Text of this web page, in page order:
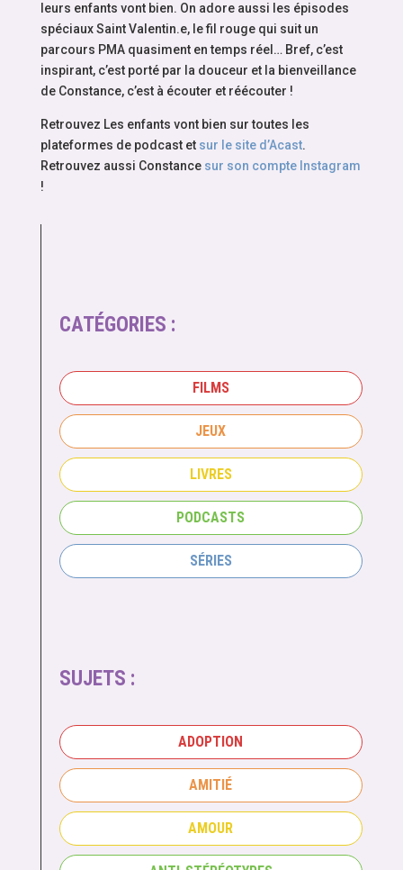
leurs enfants vont bien. On adore aussi les épisodes
spéciaux Saint Valentin.e, le fil rouge qui suit un
parcours PMA quasiment en temps réel… Bref, c’est
inspirant, c’est porté par la douceur et la bienveillance
de Constance, c’est à écouter et réécouter !
Retrouvez Les enfants vont bien sur toutes les
plateformes de podcast et sur le site d’Acast.
Retrouvez aussi Constance sur son compte Instagram
!
CATÉGORIES :
FILMS
JEUX
LIVRES
PODCASTS
SÉRIES
SUJETS :
ADOPTION
AMITIÉ
AMOUR